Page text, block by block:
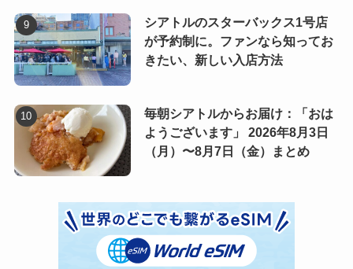
シアトルのスターバックス1号店
が予約制に。ファンなら知ってお
きたい、新しい入店方法
毎朝シアトルからお届け：「おは
ようございます」 2026年8月3日
（月）〜8月7日（金）まとめ